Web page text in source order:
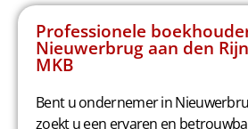
Professionele
Nieuwerbrug aan den
MKB
Bent u ondernemer in
zoekt u een ervaren en